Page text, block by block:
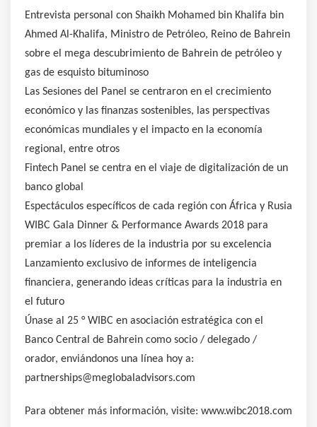
Entrevista personal con Shaikh Mohamed bin Khalifa bin
Ahmed Al-Khalifa, Ministro de Petróleo, Reino de Bahrein
sobre el mega descubrimiento de Bahrein de petróleo y
gas de esquisto bituminoso
Las Sesiones del Panel se centraron en el crecimiento
económico y las finanzas sostenibles, las perspectivas
económicas mundiales y el impacto en la economía
regional, entre otros
Fintech Panel se centra en el viaje de digitalización de un
banco global
Espectáculos específicos de cada región con África y Rusia
WIBC Gala Dinner & Performance Awards 2018 para
premiar a los líderes de la industria por su excelencia
Lanzamiento exclusivo de informes de inteligencia
financiera, generando ideas críticas para la industria en
el futuro
Únase al 25 ° WIBC en asociación estratégica con el
Banco Central de Bahrein como socio / delegado /
orador, enviándonos una línea hoy a:
partnerships@meglobaladvisors.com
Para obtener más información, visite: www.wibc2018.com